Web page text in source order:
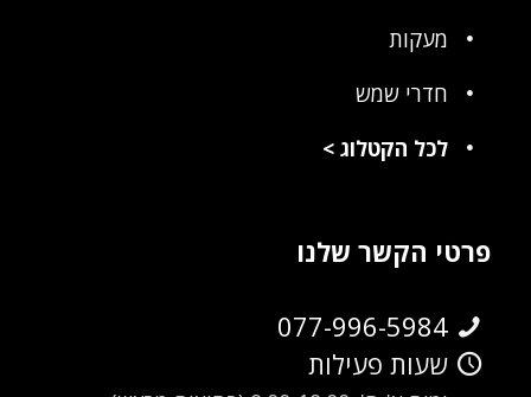
מעקות
חדרי שמש
לכל הקטלוג>
פרטי הקשר שלנו
077-996-5984
שעות פעילות